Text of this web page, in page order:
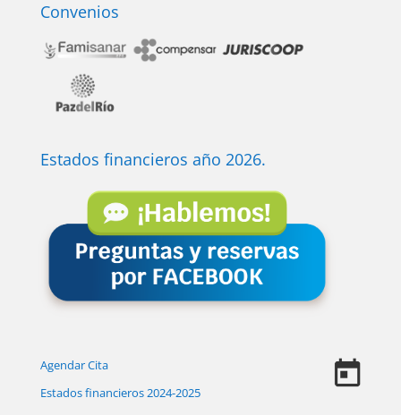
Convenios
Estados financieros año 2026.
Agendar Cita
Estados financieros 2024-2025